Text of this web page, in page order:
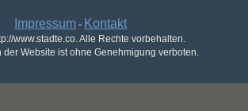
Impressum - Kontakt
www.stadte.co. Alle Rechte vorbehalten.
der Website ist ohne Genehmigung verboten.